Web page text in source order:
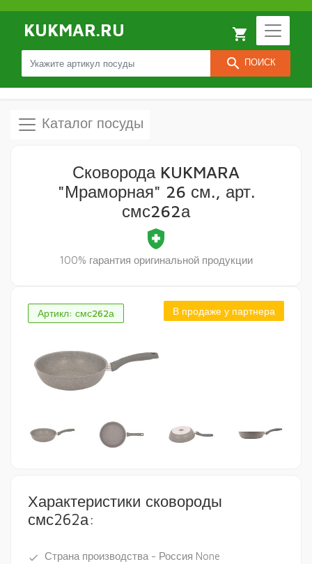
KUKMAR.RU
search ПОИСК
local_grocery_store
Каталог посуды
Артикл: смс262а В продаже у партнера
Сковорода KUKMARA
"Мраморная" 26 см., арт.
смс262а
health_and_safety
100% гарантия оригинальной продукции
Характеристики сковороды
смс262а:
done Страна производства - Россия None